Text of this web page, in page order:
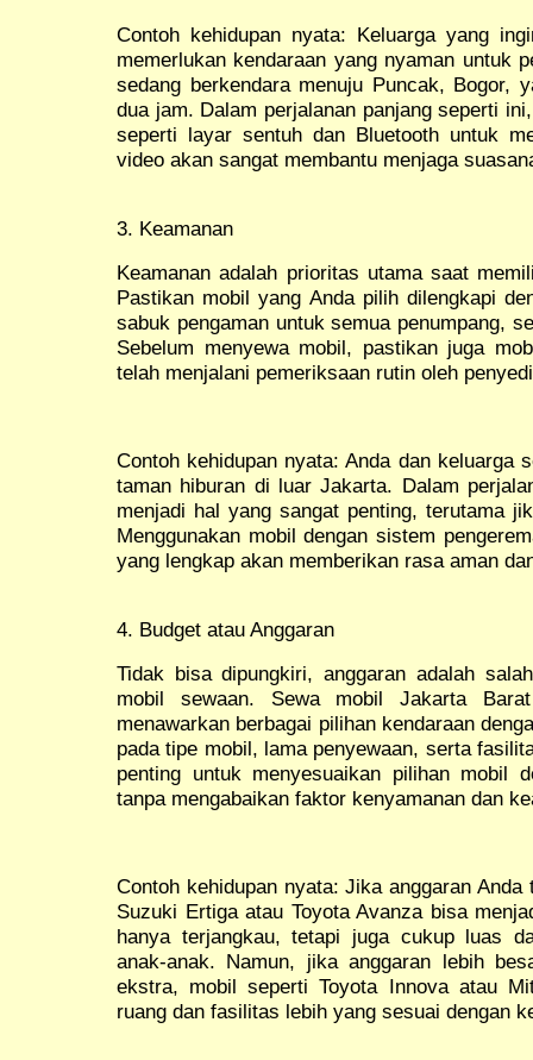
Contoh kehidupan nyata: Keluarga yang
memerlukan kendaraan yang nyaman untuk
sedang berkendara menuju Puncak, Bogor,
dua jam. Dalam perjalanan panjang seperti
seperti layar sentuh dan Bluetooth untuk
video akan sangat membantu menjaga
3. Keamanan
Keamanan adalah prioritas utama saat
Pastikan mobil yang Anda pilih dilengkapi
sabuk pengaman untuk semua penumpang,
Sebelum menyewa mobil, pastikan juga
telah menjalani pemeriksaan rutin oleh
Contoh kehidupan nyata: Anda dan keluarga
taman hiburan di luar Jakarta. Dalam
menjadi hal yang sangat penting, terutama
Menggunakan mobil dengan sistem
yang lengkap akan memberikan rasa aman
4. Budget atau Anggaran
Tidak bisa dipungkiri, anggaran adalah
mobil sewaan. Sewa mobil Jakarta
menawarkan berbagai pilihan kendaraan
pada tipe mobil, lama penyewaan, serta
penting untuk menyesuaikan pilihan mobil
tanpa mengabaikan faktor kenyamanan dan
Contoh kehidupan nyata: Jika anggaran
Suzuki Ertiga atau Toyota Avanza bisa
hanya terjangkau, tetapi juga cukup luas
anak-anak. Namun, jika anggaran lebih
ekstra, mobil seperti Toyota Innova atau
ruang dan fasilitas lebih yang sesuai dengan